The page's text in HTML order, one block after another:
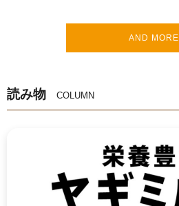
AND MORE
読み物 COLUMN